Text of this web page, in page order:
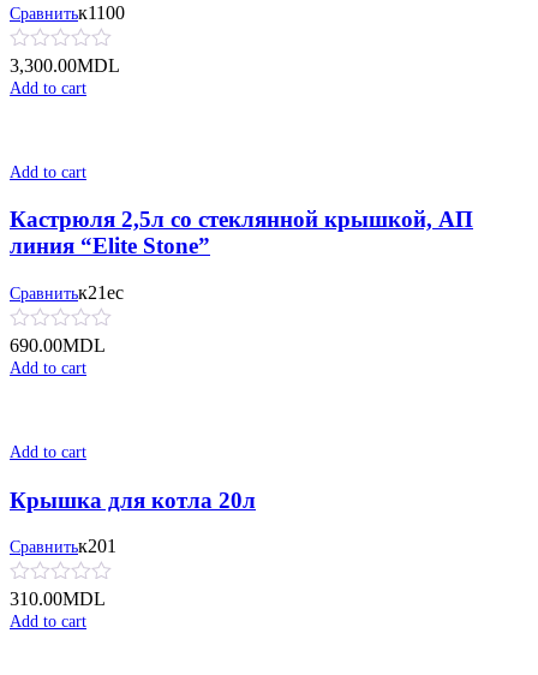
Сравнитьк1100
3,300.00MDL
Add to cart
Add to cart
Кастрюля 2,5л со стеклянной крышкой, АП
линия “Elite Stone”
Сравнитьк21ес
690.00MDL
Add to cart
Add to cart
Крышка для котла 20л
Сравнитьк201
310.00MDL
Add to cart